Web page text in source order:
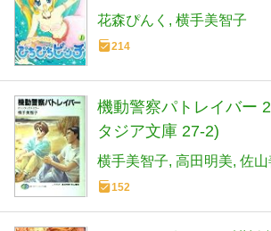
花森ぴんく 横手美智子
214
機動警察パトレイバー
タジア文庫 27-2)
横手美智子 高田明美 佐山
152